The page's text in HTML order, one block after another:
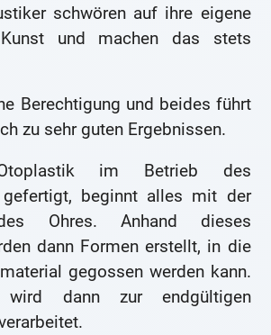
schwören auf ihre eigene
Kunst und machen das stets
Berechtigung und beides führt
zu sehr guten Ergebnissen.
im Betrieb des
gefertigt, beginnt alles mit der
Ohres. Anhand dieses
dann Formen erstellt, in die
gegossen werden kann.
wird dann zur endgültigen